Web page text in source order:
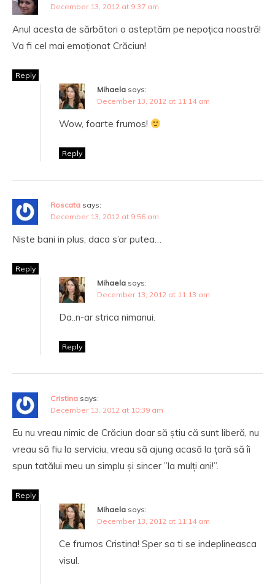
December 13, 2012 at 9:37 am
Anul acesta de sărbători o asteptăm pe nepoțica noastră!
Va fi cel mai emoționat Crăciun!
Reply
Mihaela says:
December 13, 2012 at 11:14 am
Wow, foarte frumos!
Reply
Roscata says:
December 13, 2012 at 9:56 am
Niste bani in plus, daca s’ar putea…
Reply
Mihaela says:
December 13, 2012 at 11:13 am
Da..n-ar strica nimanui.
Reply
Cristina says:
December 13, 2012 at 10:39 am
Eu nu vreau nimic de Crăciun doar să știu că sunt liberă, nu
vreau să fiu la serviciu, vreau să ajung acasă la țară să îi
spun tatălui meu un simplu și sincer ”la mulți ani!”.
Reply
Mihaela says:
December 13, 2012 at 11:14 am
Ce frumos Cristina! Sper sa ti se indeplineasca
visul.